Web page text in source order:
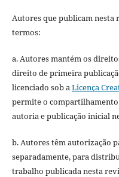
Autores que publicam nesta
termos:
a. Autores mantém os
direito de primeira
licenciado sob aLicença
permite o
autoria e publicação inicial
b. Autores têm autorização
separadamente, para
trabalho publicada nesta